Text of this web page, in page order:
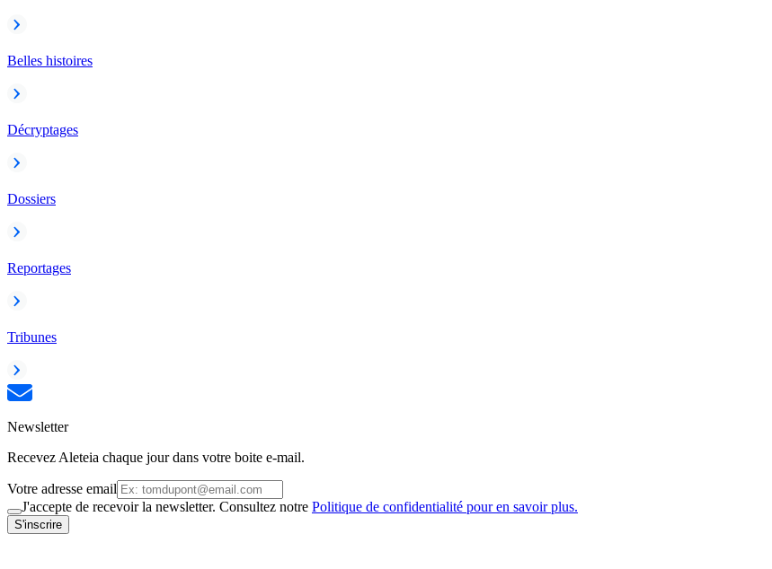
Belles histoires
Décryptages
Dossiers
Reportages
Tribunes
Newsletter
Recevez Aleteia chaque jour dans votre boite e-mail.
Votre adresse email
J'accepte de recevoir la newsletter. Consultez notre Politique de confidentialité pour en savoir plus.
S'inscrire